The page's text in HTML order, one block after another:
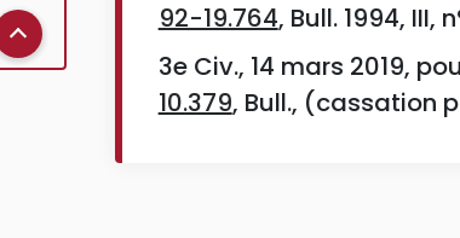
92-19.764, Bull. 1994, III,
3e Civ., 14 mars 2019,
10.379, Bull., (cassation